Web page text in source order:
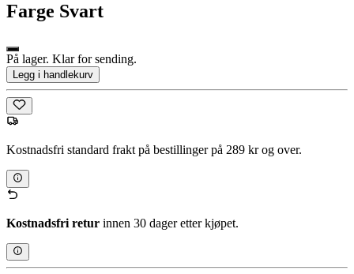
Farge Svart
På lager. Klar for sending.
Legg i handlekurv
Kostnadsfri standard frakt på bestillinger på 289 kr og over.
Kostnadsfri retur innen 30 dager etter kjøpet.